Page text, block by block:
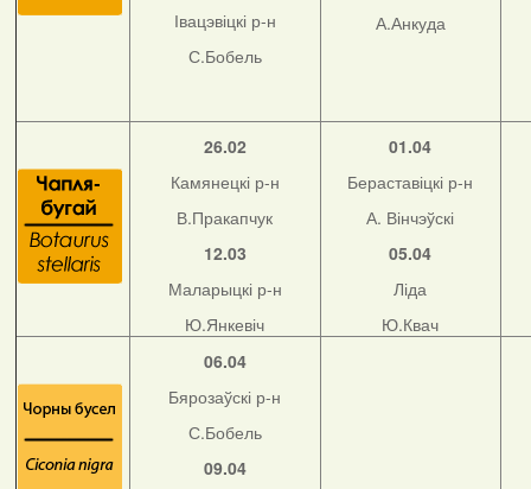
Івацэвіцкі р-н
С.Бобель
А.Анкуда
26.02
Камянецкі р-н
В.Пракапчук
12.03
Маларыцкі р-н
Ю.Янкевіч
01.04
Бераставіцкі р-н
А. Вінчэўскі
05.04
Ліда
Ю.Квач
06.04
Бярозаўскі р-н
С.Бобель
09.04